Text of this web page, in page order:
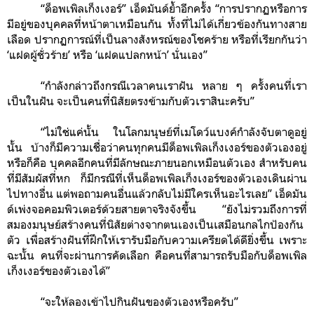
“ด็อพเพิลเก็งเงอร์” เอ็ดมันด์ย้ำอีกครั้ง “การปรากฏหรือการ
มีอยู่ของบุคคลที่หน้าตาเหมือนกัน ทั้งที่ไม่ได้เกี่ยวข้องกันทางสาย
เลือด ปรากฏการณ์ที่เป็นลางสังหรณ์ของโชคร้าย หรือที่เรียกกันว่า
‘แฝดผู้ชั่วร้าย’ หรือ ‘แฝดแปลกหน้า’ นั่นเอง”
“กำลังกล่าวถึงกรณีเวลาคนเราฝัน หลาย ๆ ครั้งคนที่เรา
เป็นในฝัน จะเป็นคนที่นิสัยตรงข้ามกับตัวเราสินะครับ”
“ไม่ใช่แค่นั้น ในโลกมนุษย์ที่เมโดว์แบงค์กำลังจับตาดูอยู่
นั้น บ้างก็มีความเชื่อว่าคนทุกคนมีด็อพเพิลเก็งเงอร์ของตัวเองอยู่
หรือก็คือ บุคคลอีกคนที่มีลักษณะภายนอกเหมือนตัวเอง สำหรับคน
ที่มีสัมผัสที่หก ก็มีกรณีที่เห็นด็อพเพิลเก็งเงอร์ของตัวเองเดินผ่าน
ไปทางอื่น แต่พอถามคนอื่นแล้วกลับไม่มีใครเห็นอะไรเลย” เอ็ดมัน
ด์เพ่งจอคอมพิวเตอร์ด้วยสายตาจริงจังขึ้น “ยังไม่รวมถึงการที่
สมองมนุษย์สร้างคนที่นิสัยต่างจากตนเองเป็นเสมือนกลไกป้องกัน
ตัว เพื่อสร้างฝันที่ฝึกให้เรารับมือกับความเครียดได้ดียิ่งขึ้น เพราะ
ฉะนั้น คนที่จะผ่านการคัดเลือก คือคนที่สามารถรับมือกับด็อพเพิล
เก็งเงอร์ของตัวเองได้”
“จะให้ลองเข้าไปกินฝันของตัวเองหรือครับ”